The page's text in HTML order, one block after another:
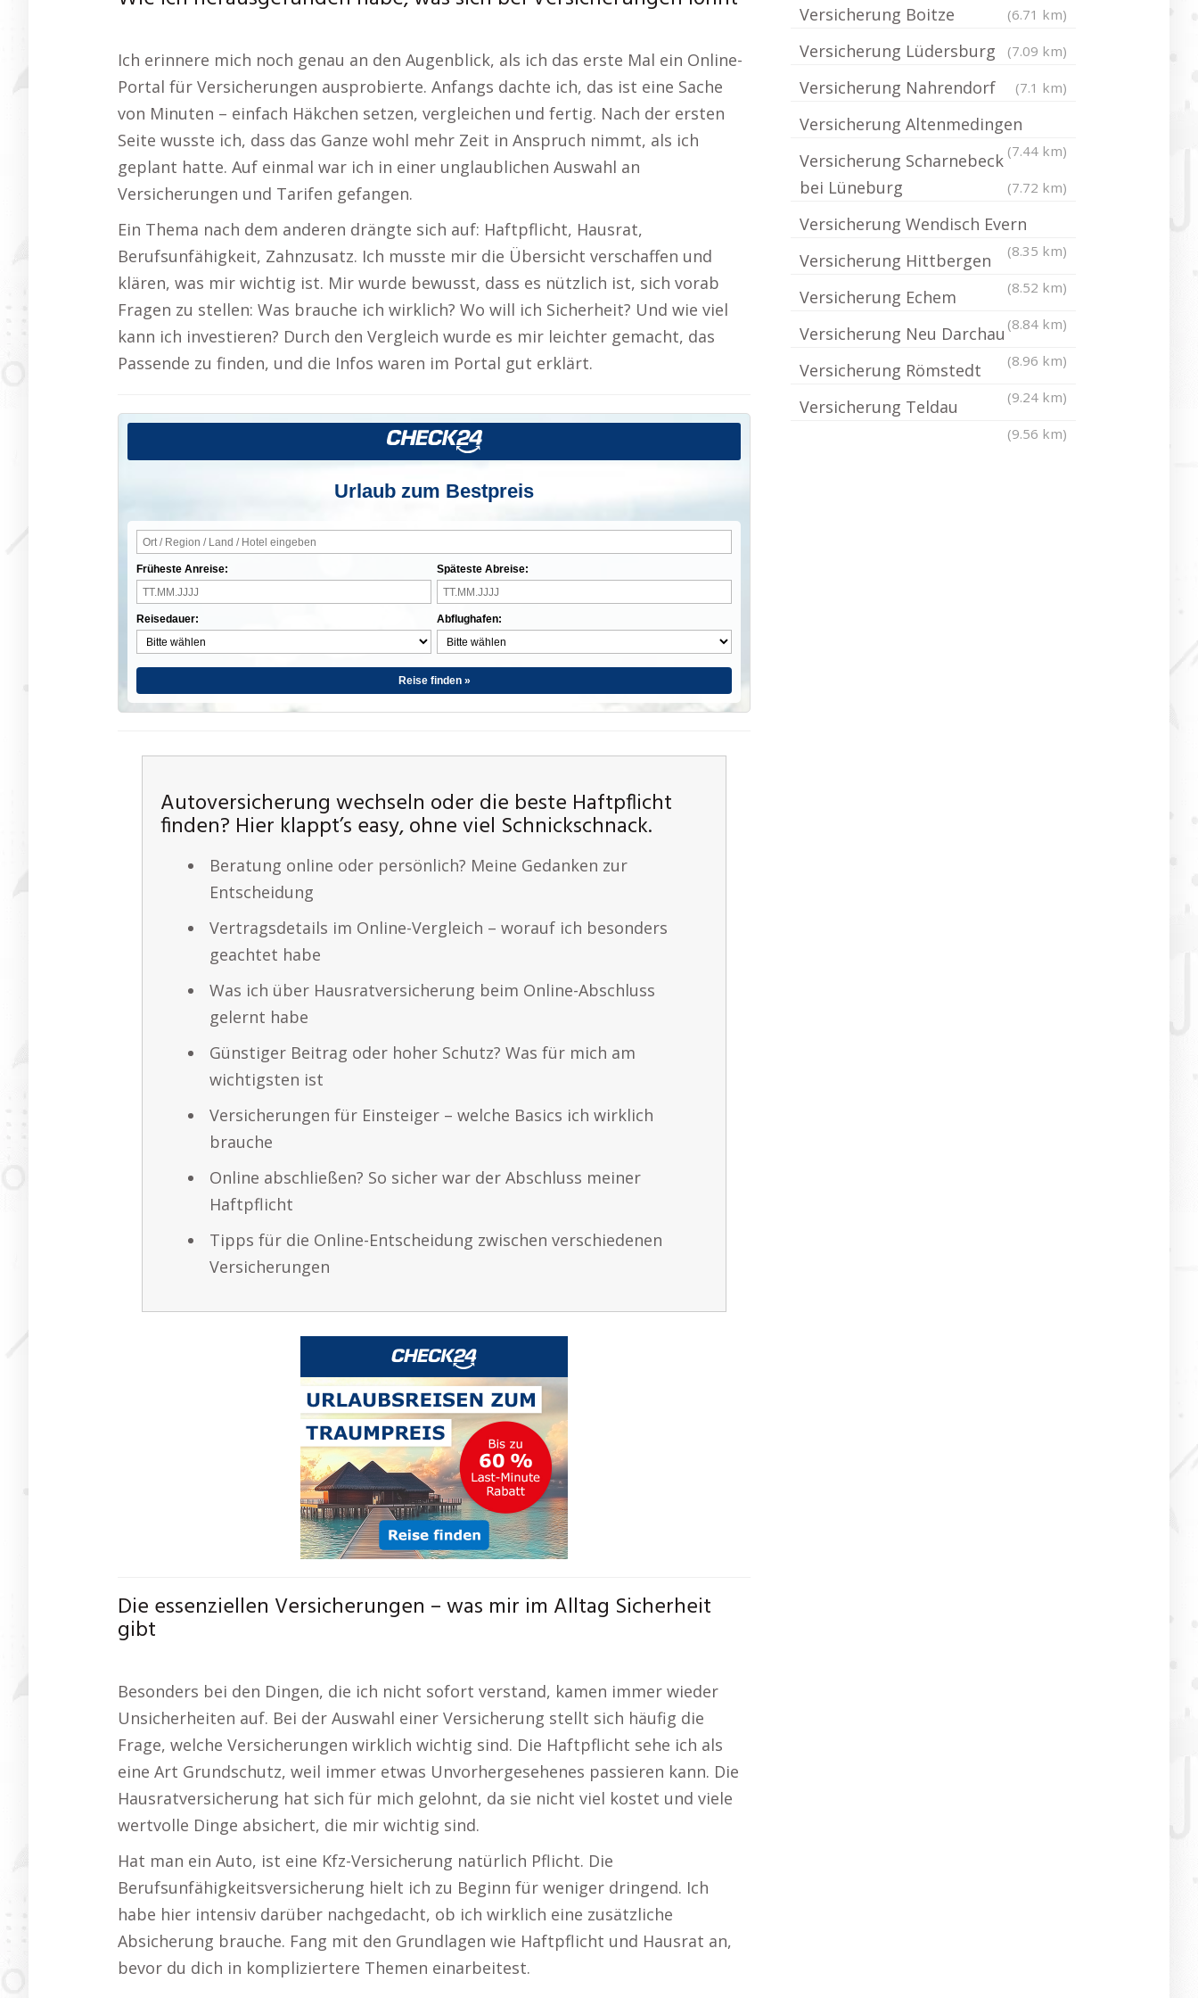
Ich erinnere mich noch genau an den Augenblick, als ich das erste Mal ein Online-
Portal für Versicherungen ausprobierte. Anfangs dachte ich, das ist eine Sache
von Minuten – einfach Häkchen setzen, vergleichen und fertig. Nach der ersten
Seite wusste ich, dass das Ganze wohl mehr Zeit in Anspruch nimmt, als ich
geplant hatte. Auf einmal war ich in einer unglaublichen Auswahl an
Versicherungen und Tarifen gefangen.
Ein Thema nach dem anderen drängte sich auf: Haftpflicht, Hausrat,
Berufsunfähigkeit, Zahnzusatz. Ich musste mir die Übersicht verschaffen und
klären, was mir wichtig ist. Mir wurde bewusst, dass es nützlich ist, sich vorab
Fragen zu stellen: Was brauche ich wirklich? Wo will ich Sicherheit? Und wie viel
kann ich investieren? Durch den Vergleich wurde es mir leichter gemacht, das
Passende zu finden, und die Infos waren im Portal gut erklärt.
Urlaub zum Bestpreis
Früheste Anreise:
Reisedauer:
Späteste Abreise:
Abflughafen:
Reise finden »
Autoversicherung wechseln oder die beste Haftpflicht
finden? Hier klappt’s easy, ohne viel Schnickschnack.
Beratung online oder persönlich? Meine Gedanken zur
Entscheidung
Vertragsdetails im Online-Vergleich – worauf ich besonders
geachtet habe
Was ich über Hausratversicherung beim Online-Abschluss
gelernt habe
Günstiger Beitrag oder hoher Schutz? Was für mich am
wichtigsten ist
Versicherungen für Einsteiger – welche Basics ich wirklich
brauche
Online abschließen? So sicher war der Abschluss meiner
Haftpflicht
Tipps für die Online-Entscheidung zwischen verschiedenen
Versicherungen
Die essenziellen Versicherungen – was mir im Alltag Sicherheit
gibt
Besonders bei den Dingen, die ich nicht sofort verstand, kamen immer wieder
Unsicherheiten auf. Bei der Auswahl einer Versicherung stellt sich häufig die
Frage, welche Versicherungen wirklich wichtig sind. Die Haftpflicht sehe ich als
eine Art Grundschutz, weil immer etwas Unvorhergesehenes passieren kann. Die
Hausratversicherung hat sich für mich gelohnt, da sie nicht viel kostet und viele
wertvolle Dinge absichert, die mir wichtig sind.
Hat man ein Auto, ist eine Kfz-Versicherung natürlich Pflicht. Die
Berufsunfähigkeitsversicherung hielt ich zu Beginn für weniger dringend. Ich
habe hier intensiv darüber nachgedacht, ob ich wirklich eine zusätzliche
Absicherung brauche. Fang mit den Grundlagen wie Haftpflicht und Hausrat an,
bevor du dich in kompliziertere Themen einarbeitest.
Versicherung Boitze (6.71 km)
Versicherung Lüdersburg (7.09 km)
Versicherung Nahrendorf (7.1 km)
Versicherung Altenmedingen
(7.44 km)
Versicherung Scharnebeck
bei Lüneburg
(7.72 km)
Versicherung Wendisch Evern
(8.35 km)
Versicherung Hittbergen
(8.52 km)
Versicherung Echem
(8.84 km)
Versicherung Neu Darchau
(8.96 km)
Versicherung Römstedt
(9.24 km)
Versicherung Teldau
(9.56 km)